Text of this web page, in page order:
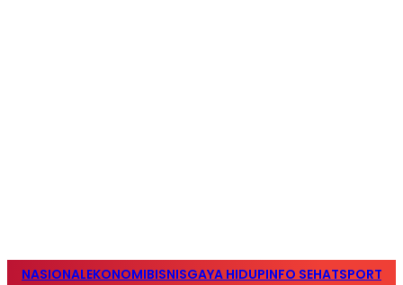
NASIONALEKONOMIBISNISGAYA HIDUPINFO SEHATSPORTS